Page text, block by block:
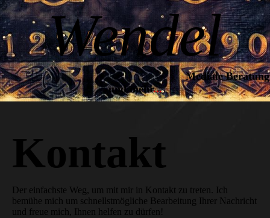
Wendel
Mediale Beratung
und mehr...
Kontakt
Der einfachste Weg, um mit mir in Kontakt zu treten. Ich
bemühe mich um schnellstmögliche Bearbeitung Ihrer Nachricht
und freue mich, Ihnen helfen zu dürfen!